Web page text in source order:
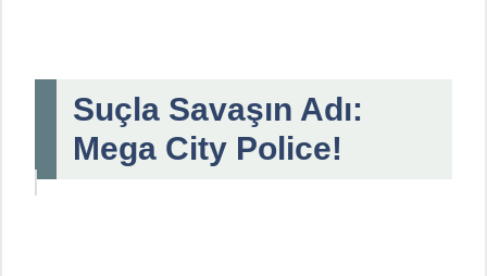
Suçla Savaşın Adı:
Mega City Police!